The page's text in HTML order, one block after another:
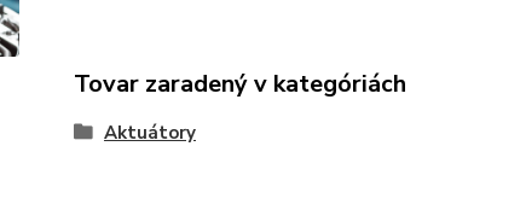
Tovar zaradený v kategóriách
Aktuátory